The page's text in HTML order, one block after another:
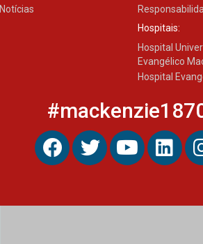
Notícias
Hospitais:
Hospital
Evangélico
Hospital